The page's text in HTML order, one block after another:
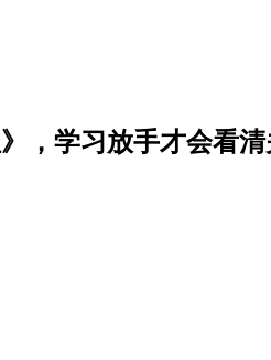
，学习放手才会看